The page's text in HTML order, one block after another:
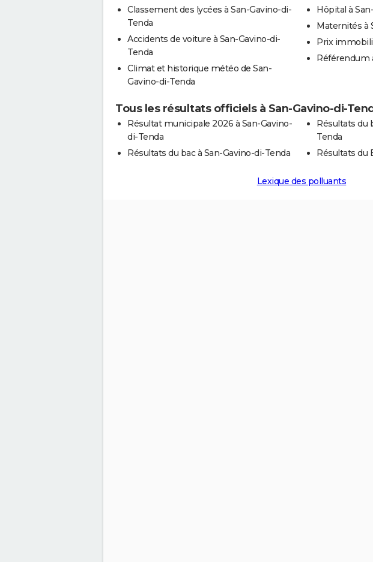
Classement des lycées à San-Gavino-di-
Tenda
Accidents de voiture à San-Gavino-di-
Tenda
Climat et historique météo de San-
Gavino-di-Tenda
Hôpital à
Maternités à
Prix
Référendum
Tous les résultats officiels à San-Gavino-di-
Résultat municipale 2026 à San-Gavino-
di-Tenda
Résultats du bac à San-Gavino-di-Tenda
Résultats du
Tenda
Résultats du
Lexique des polluants